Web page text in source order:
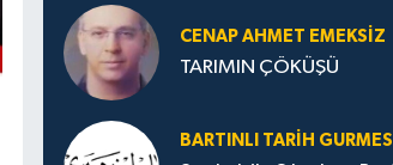
CENAP AHMET EMEKSİZ
TARIMIN ÇÖKÜŞÜ
BARTINLI TARIH GURMESI